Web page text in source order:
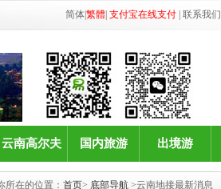
简体繁體 支付宝在线支付 联系我们
云南高尔夫 国内旅游 出境游
所在的位置： 首页> 底部导航 >云南地接最新消息